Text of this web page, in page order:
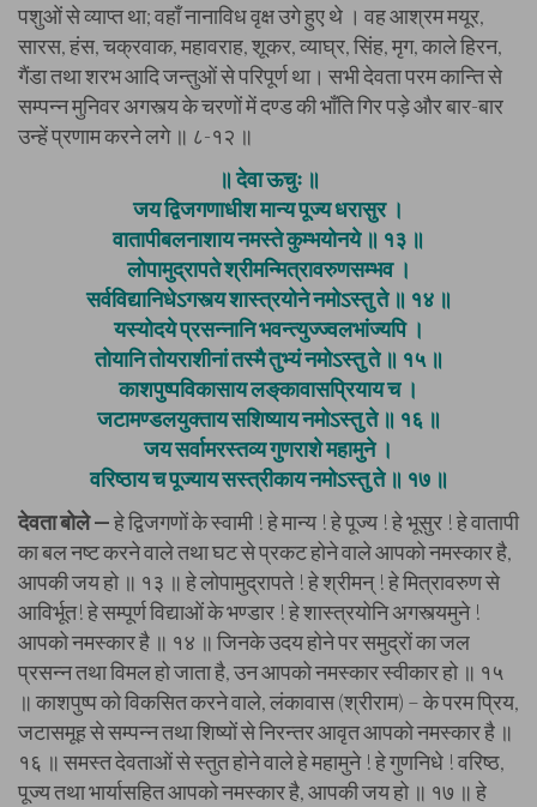
पशुओं से व्याप्त था; वहाँ नानाविध वृक्ष उगे हुए थे । वह आश्रम मयूर,
सारस, हंस, चक्रवाक, महावराह, शूकर, व्याघ्र, सिंह, मृग, काले हिरन,
गैंडा तथा शरभ आदि जन्तुओं से परिपूर्ण था। सभी देवता परम कान्ति से
सम्पन्न मुनिवर अगस्त्य के चरणों में दण्ड की भाँति गिर पड़े और बार-बार
उन्हें प्रणाम करने लगे ॥ ८-१२ ॥
॥ देवा ऊचुः ॥
जय द्विजगणाधीश मान्य पूज्य धरासुर ।
वातापीबलनाशाय नमस्ते कुम्भयोनये ॥ १३ ॥
लोपामुद्रापते श्रीमन्मित्रावरुणसम्भव ।
सर्वविद्यानिधेऽगस्त्य शास्त्रयोने नमोऽस्तु ते ॥ १४ ॥
यस्योदये प्रसन्नानि भवन्त्युज्ज्वलभांज्यपि ।
तोयानि तोयराशीनां तस्मै तुभ्यं नमोऽस्तु ते ॥ १५ ॥
काशपुष्पविकासाय लङ्‌कावासप्रियाय च ।
जटामण्डलयुक्ताय सशिष्याय नमोऽस्तु ते ॥ १६ ॥
जय सर्वामरस्तव्य गुणराशे महामुने ।
वरिष्ठाय च पूज्याय सस्त्रीकाय नमोऽस्तु ते ॥ १७ ॥
देवता बोले —हे द्विजगणों के स्वामी ! हे मान्य ! हे पूज्य ! हे भूसुर ! हे वातापी
का बल नष्ट करने वाले तथा घट से प्रकट होने वाले आपको नमस्कार है,
आपकी जय हो ॥ १३ ॥ हे लोपामुद्रापते ! हे श्रीमन् ! हे मित्रावरुण से
आविर्भूत! हे सम्पूर्ण विद्याओं के भण्डार ! हे शास्त्रयोनि अगस्त्यमुने !
आपको नमस्कार है ॥ १४ ॥ जिनके उदय होने पर समुद्रों का जल
प्रसन्न तथा विमल हो जाता है, उन आपको नमस्कार स्वीकार हो ॥ १५
॥ काशपुष्प को विकसित करने वाले, लंकावास (श्रीराम) – के परम प्रिय,
जटासमूह से सम्पन्न तथा शिष्यों से निरन्तर आवृत आपको नमस्कार है ॥
१६ ॥ समस्त देवताओं से स्तुत होने वाले हे महामुने ! हे गुणनिधे ! वरिष्ठ,
पूज्य तथा भार्यासहित आपको नमस्कार है, आपकी जय हो ॥ १७ ॥ हे